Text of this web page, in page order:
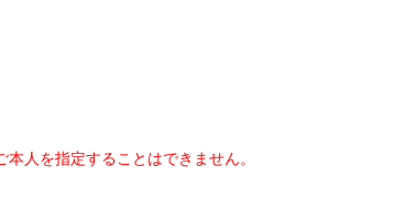
人を指定することはできません。